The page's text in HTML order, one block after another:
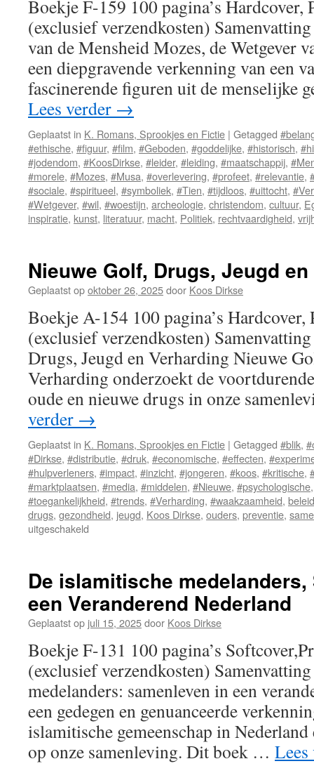
Boekje F-159 100 pagina’s Hardcover,
(exclusief verzendkosten)
van de Mensheid Mozes, de Wetgever
een diepgravende verkenning van een
fascinerende figuren uit de menselijke
Lees verder →
Geplaatst in K. Romans, Sprookjes en Fictie | Getagged
#ethische, #figuur, #film, #Geboden, #goddelijke, #historisch,
#jodendom, #KoosDirkse, #leider, #leiding, #maatschappij,
#morele, #Mozes, #Musa, #overlevering, #profeet, #relevantie,
#sociale, #spiritueel, #symboliek, #Tien, #tijdloos, #uittocht,
#Wetgever, #wil, #woestijn, archeologie, christendom, cultuur,
inspiratie, kunst, literatuur, macht, Politiek, rechtvaardigheid,
Nieuwe Golf, Drugs, Jeugd
Geplaatst opoktober 26, 2025door Koos Dirkse
Boekje A-154 100 pagina’s
(exclusief verzendkosten)
Drugs, Jeugd en Verharding Nieuwe
Verharding onderzoekt de
oude en nieuwe drugs in onze
verder →
Geplaatst in K. Romans, Sprookjes en Fictie | Getagged #blik,
#Dirkse, #distributie, #druk, #economische, #effecten,
#hulpverleners, #impact, #inzicht, #jongeren, #koos, #kritische,
#marktplaatsen, #media, #middelen, #Nieuwe, #psychologische
#toegankelijkheid, #trends, #Verharding, #waakzaamheid, beleid
drugs, gezondheid, jeugd, Koos Dirkse, ouders, preventie,
uitgeschakeld
Drugs,
Jeugd
en
Volharding
De islamitische
een Veranderend
Geplaatst op juli 15, 2025door Koos Dirkse
Boekje F-131 100 pagina’s
(exclusief verzendkosten)
medelanders: samenleven in een
een gedegen en genuanceerde
islamitische gemeenschap in
op onze samenleving. Dit boek …